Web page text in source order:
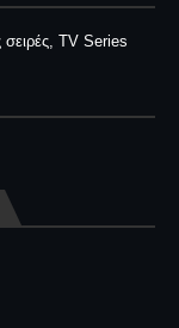
σειρές, TV Series